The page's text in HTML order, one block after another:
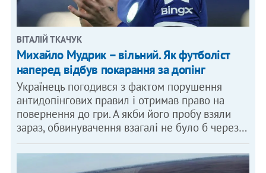
ВІТАЛІЙ ТКАЧУК
Михайло Мудрик – вільний. Як футболіст
наперед відбув покарання за допінг
Українець погодився з фактом порушення
антидопінгових правил і отримав право на
повернення до гри. А якби його пробу взяли
зараз, обвинувачення взагалі не було б через…